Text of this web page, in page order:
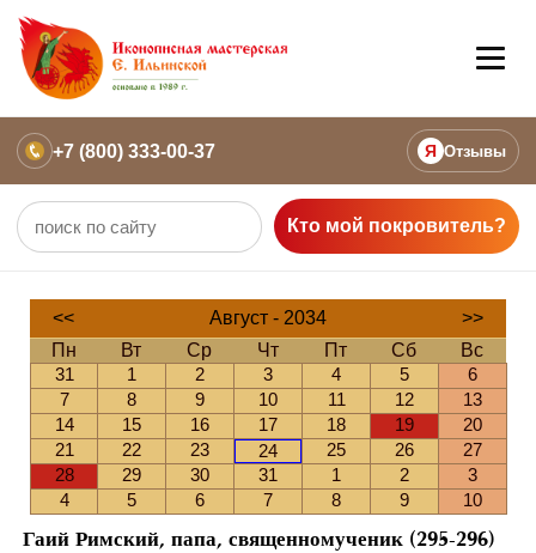
+7 (800) 333-00-37 Я Отзывы
Кто мой покровитель?
<< Август - 2034
>>
Пн
Вт Ср Чт Пт Сб
Вс
31
1 2 3 4 5
6
7
8 9 10 11 12
13
14
15 16 17 18 19
20
21
22 23 24 25 26
27
28
29 30 31 1 2
3
4
5 6 7 8 9 10
Гаий Римский, папа, священномученик (295-296)